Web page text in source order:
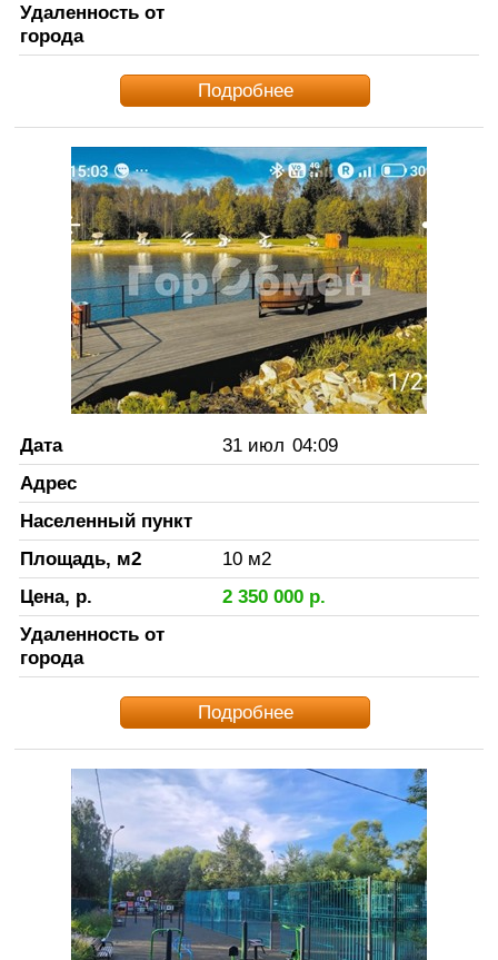
Удаленность от
города
Подробнее
Дата 31 июл 04:09
Адрес
Населенный пункт
Площадь, м2
10 м2
Цена, р.
2 350 000р.
Удаленность от
города
Подробнее